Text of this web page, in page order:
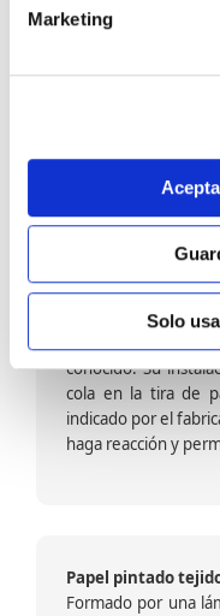
Marketing
Solo
barniz
fuegos, se
dado que el frotar
colocación es
colocación es fácil
Papel pintado
Formado por una
conocido. Su
cola en la tira de
indicado por el
haga reacción y
Papel pintado
Formado por una